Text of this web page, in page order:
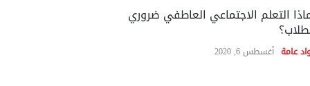
التعلم الاجتماعي العاطفي ضروري
عامة أغسطس 6, 2020